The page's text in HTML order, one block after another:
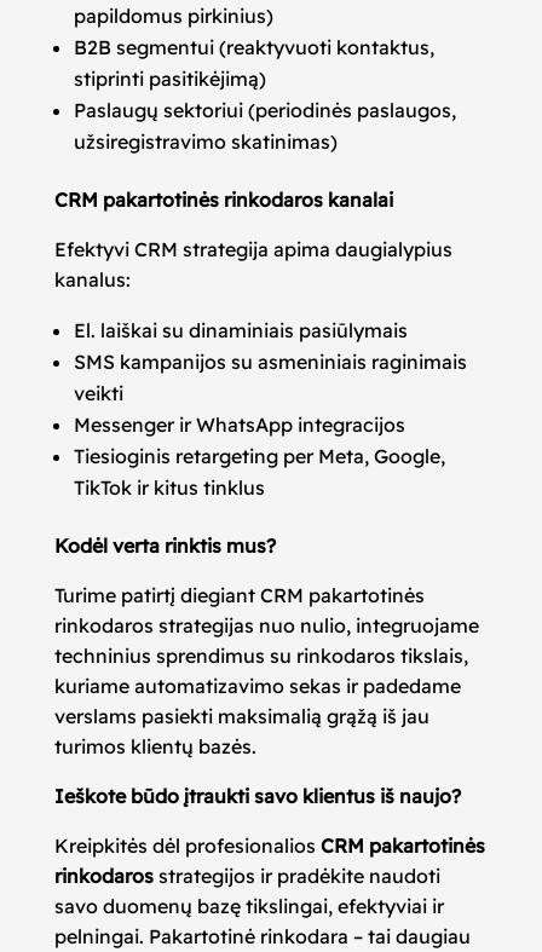
papildomus pirkinius)
B2B segmentui (reaktyvuoti kontaktus,
stiprinti pasitikėjimą)
Paslaugų sektoriui (periodinės paslaugos,
užsiregistravimo skatinimas)
CRM pakartotinės rinkodaros kanalai
Efektyvi CRM strategija apima daugialypius
kanalus:
El. laiškai su dinaminiais pasiūlymais
SMS kampanijos su asmeniniais raginimais
veikti
Messenger ir WhatsApp integracijos
Tiesioginis retargeting per Meta, Google,
TikTok ir kitus tinklus
Kodėl verta rinktis mus?
Turime patirtį diegiant CRM pakartotinės
rinkodaros strategijas nuo nulio, integruojame
techninius sprendimus su rinkodaros tikslais,
kuriame automatizavimo sekas ir padedame
verslams pasiekti maksimalią grąžą iš jau
turimos klientų bazės.
Ieškote būdo įtraukti savo klientus iš naujo?
Kreipkitės dėl profesionalios CRM pakartotinės
rinkodarosstrategijos ir pradėkite naudoti
savo duomenų bazę tikslingai, efektyviai ir
pelningai. Pakartotinė rinkodara – tai daugiau